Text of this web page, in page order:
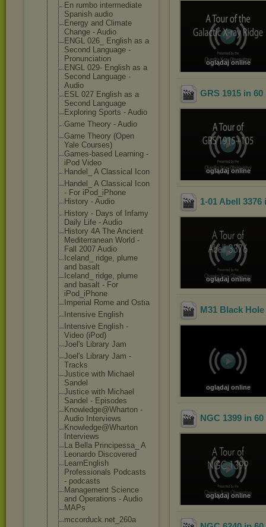
En rumbo intermediate
Spanish audio
Energy and Climate
Change - Audio
ENGL 026_ English as a
Second Language -
Pronunciation
ENGL 029- English as a
Second Language -
Audio
ESL 027 English as a
Second Language
Exploring Sports - Audio
Game Theory - Audio
Game Theory (Open
Yale Courses)
Games-based Learning -
iPod Video
Handel_ A Classical Icon
Handel_ A Classical Icon
- For iPod_iPhone
History - Audio
History - Days of Infamy
Daily Life - Audio
History 4A The Ancient
Mediterranean World -
Fall 2007 Audio
Iceland_ ridge, plume
and basalt
Iceland_ ridge, plume
and basalt - For
iPod_iPhone
Imperial Rome and Ostia
Intensive English
Intensive English -
Video (iPod)
Joel's Library Jam
Joel's Library Jam -
Tracks
Justice with Michael
Sandel
Justice with Michael
Sandel - Episodes
Knowledge@Wharton -
Audio Interviews
Knowledge@Wharton
Interviews
La Bella Principessa_ A
Leonardo Discovered
LearnEnglish
Professionals Podcasts
- podcasts
Management Science
and Operations - Audio
MAPs
mccorduck.net_ 260a
oglądaj online
GRS 1915 in
oglądaj online
1-01 Abell
oglądaj online
M31 Black
oglądaj online
NGC 1399 in
oglądaj online